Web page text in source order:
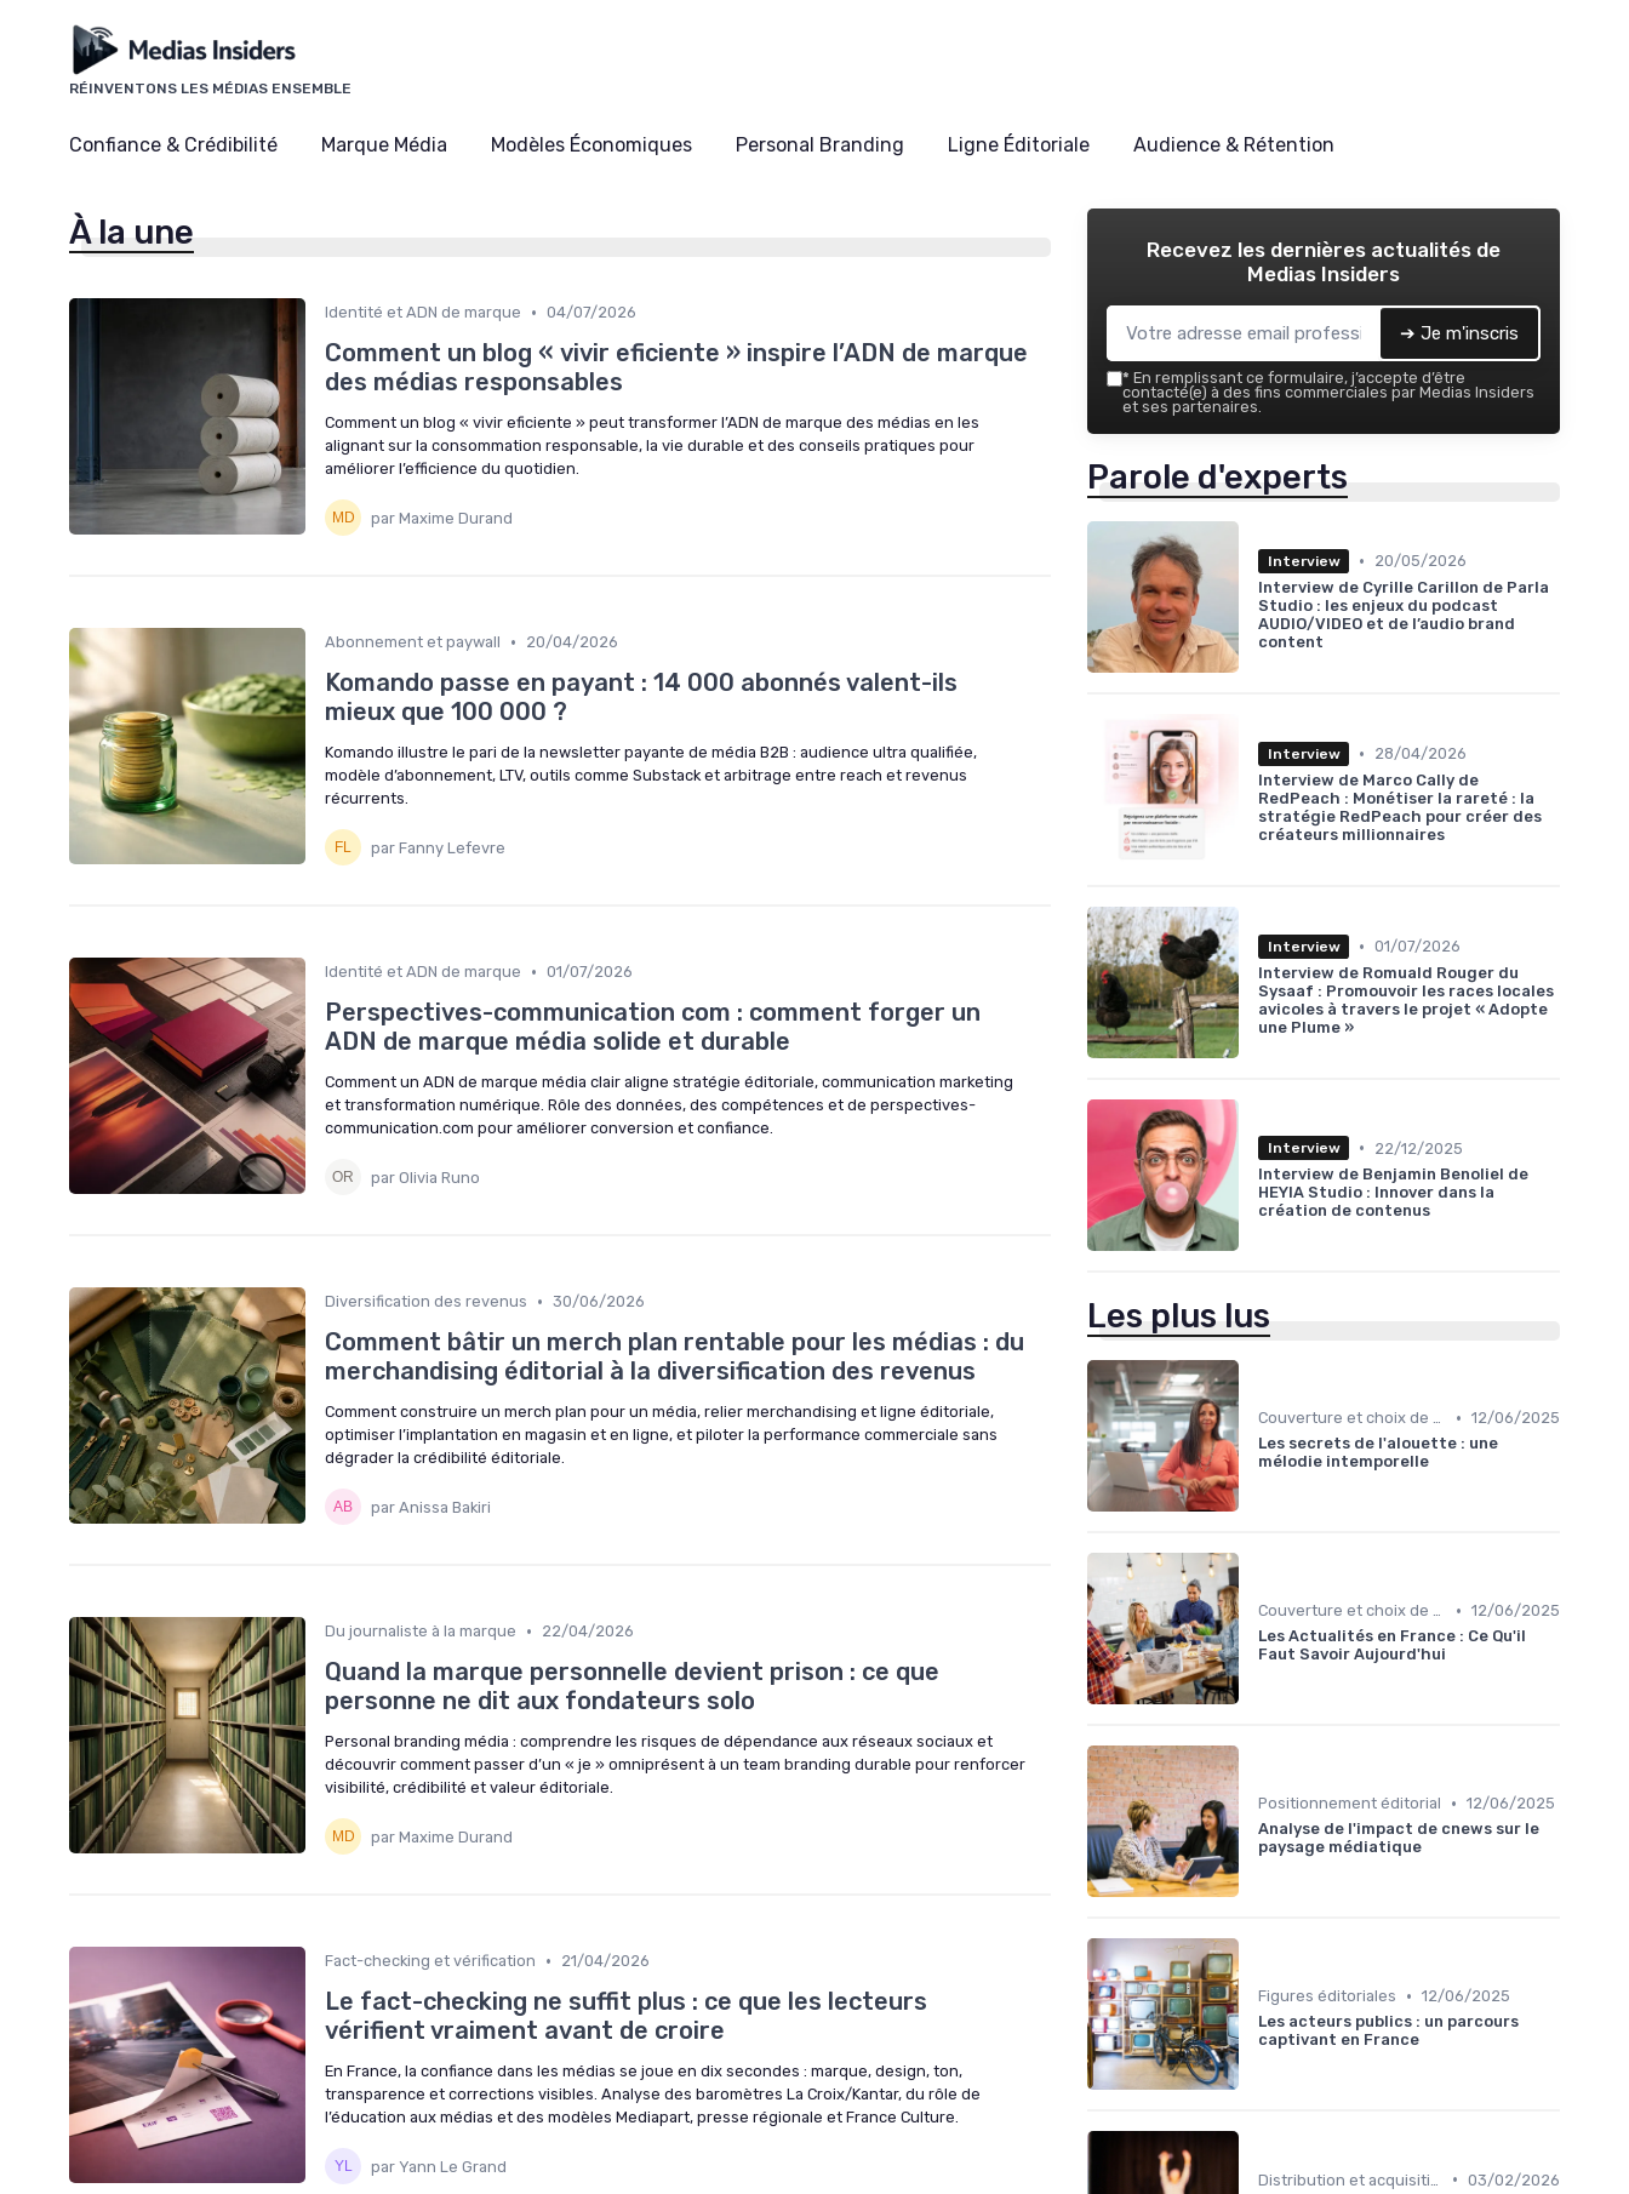
RÉINVENTONS LES MÉDIAS ENSEMBLE
Confiance & Crédibilité Marque Média Modèles Économiques Personal Branding Ligne Éditoriale Audience & Rétention
À la une
Identité et ADN de marque • 04/07/2026
Comment un blog « vivir eficiente » inspire l’ADN de marque
des médias responsables
Comment un blog « vivir eficiente » peut transformer l’ADN de marque des médias en les
alignant sur la consommation responsable, la vie durable et des conseils pratiques pour
améliorer l’efficience du quotidien.
par Maxime Durand
Abonnement et paywall • 20/04/2026
Komando passe en payant : 14 000 abonnés valent-ils
mieux que 100 000 ?
Komando illustre le pari de la newsletter payante de média B2B : audience ultra qualifiée,
modèle d’abonnement, LTV, outils comme Substack et arbitrage entre reach et revenus
récurrents.
par Fanny Lefevre
Identité et ADN de marque • 01/07/2026
Perspectives-communication com : comment forger un
ADN de marque média solide et durable
Comment un ADN de marque média clair aligne stratégie éditoriale, communication marketing
et transformation numérique. Rôle des données, des compétences et de perspectives-
communication.com pour améliorer conversion et confiance.
par Olivia Runo
Diversification des revenus • 30/06/2026
Comment bâtir un merch plan rentable pour les médias : du
merchandising éditorial à la diversification des revenus
Comment construire un merch plan pour un média, relier merchandising et ligne éditoriale,
optimiser l’implantation en magasin et en ligne, et piloter la performance commerciale sans
dégrader la crédibilité éditoriale.
par Anissa Bakiri
Du journaliste à la marque • 22/04/2026
Quand la marque personnelle devient prison : ce que
personne ne dit aux fondateurs solo
Personal branding média : comprendre les risques de dépendance aux réseaux sociaux et
découvrir comment passer d’un « je » omniprésent à un team branding durable pour renforcer
visibilité, crédibilité et valeur éditoriale.
par Maxime Durand
Fact-checking et vérification • 21/04/2026
Le fact-checking ne suffit plus : ce que les lecteurs
vérifient vraiment avant de croire
En France, la confiance dans les médias se joue en dix secondes : marque, design, ton,
transparence et corrections visibles. Analyse des baromètres La Croix/Kantar, du rôle de
l’éducation aux médias et des modèles Mediapart, presse régionale et France Culture.
par Yann Le Grand
Recevez les dernières actualités de
Medias Insiders
➔ Je m'inscris
* En remplissant ce formulaire, j’accepte d’être
contacté(e) à des fins commerciales par Medias Insiders
et ses partenaires.
Parole d'experts
Interview •
20/05/2026
Interview de Cyrille Carillon de Parla
Studio : les enjeux du podcast
AUDIO/VIDEO et de l’audio brand
content
Interview •
28/04/2026
Interview de Marco Cally de
RedPeach : Monétiser la rareté : la
stratégie RedPeach pour créer des
créateurs millionnaires
Interview • 01/07/2026
Interview de Romuald Rouger du
Sysaaf : Promouvoir les races locales
avicoles à travers le projet « Adopte
une Plume »
Interview •
22/12/2025
Interview de Benjamin Benoliel de
HEYIA Studio : Innover dans la
création de contenus
Les plus lus
Couverture et choix de sujets • 12/06/2025
Les secrets de l'alouette : une
mélodie intemporelle
Couverture et choix de sujets • 12/06/2025
Les Actualités en France : Ce Qu'il
Faut Savoir Aujourd'hui
Positionnement éditorial • 12/06/2025
Analyse de l'impact de cnews sur le
paysage médiatique
Figures éditoriales • 12/06/2025
Les acteurs publics : un parcours
captivant en France
• 03/02/2026